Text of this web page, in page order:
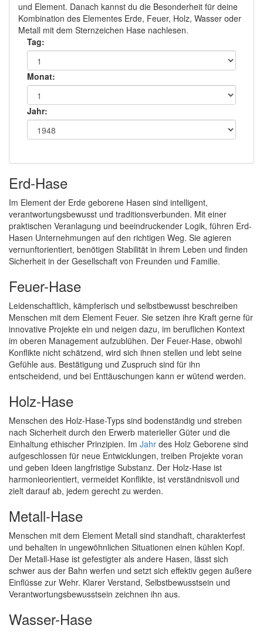
und Element. Danach kannst du die Besonderheit für deine
Kombination des Elementes Erde, Feuer, Holz, Wasser oder
Metall mit dem Sternzeichen Hase nachlesen.
Tag:
Monat:
Jahr:
Erd-Hase
Im Element der Erde geborene Hasen sind intelligent,
verantwortungsbewusst und traditionsverbunden. Mit einer
praktischen Veranlagung und beeindruckender Logik, führen Erd-
Hasen Unternehmungen auf den richtigen Weg. Sie agieren
vernunftorientiert, benötigen Stabilität in ihrem Leben und finden
Sicherheit in der Gesellschaft von Freunden und Familie.
Feuer-Hase
Leidenschaftlich, kämpferisch und selbstbewusst beschreiben
Menschen mit dem Element Feuer. Sie setzen ihre Kraft gerne für
innovative Projekte ein und neigen dazu, im beruflichen Kontext
im oberen Management aufzublühen. Der Feuer-Hase, obwohl
Konflikte nicht schätzend, wird sich ihnen stellen und lebt seine
Gefühle aus. Bestätigung und Zuspruch sind für ihn
entscheidend, und bei Enttäuschungen kann er wütend werden.
Holz-Hase
Menschen des Holz-Hase-Typs sind bodenständig und streben
nach Sicherheit durch den Erwerb materieller Güter und die
Einhaltung ethischer Prinzipien. Im Jahr des Holz Geborene sind
aufgeschlossen für neue Entwicklungen, treiben Projekte voran
und geben Ideen langfristige Substanz. Der Holz-Hase ist
harmonieorientiert, vermeidet Konflikte, ist verständnisvoll und
zielt darauf ab, jedem gerecht zu werden.
Metall-Hase
Menschen mit dem Element Metall sind standhaft, charakterfest
und behalten in ungewöhnlichen Situationen einen kühlen Kopf.
Der Metall-Hase ist gefestigter als andere Hasen, lässt sich
schwer aus der Bahn werfen und setzt sich effektiv gegen äußere
Einflüsse zur Wehr. Klarer Verstand, Selbstbewusstsein und
Verantwortungsbewusstsein zeichnen ihn aus.
Wasser-Hase